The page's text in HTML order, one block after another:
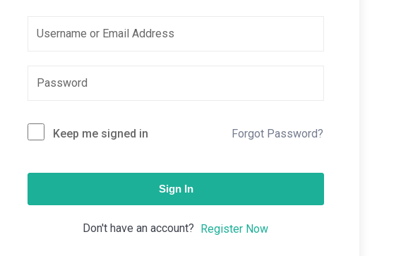
Keep me signed in Forgot Password?
Sign In
Don't have an account? Register Now